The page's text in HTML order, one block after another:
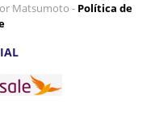
Matsumoto - Política de